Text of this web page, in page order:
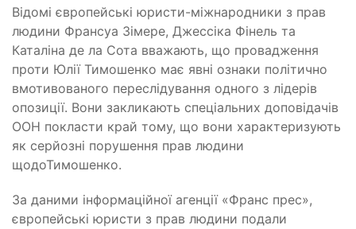
Відомі європейські юристи-міжнародники з прав
людини Франсуа Зімере, Джессіка Фінель та
Каталіна де ла Сота вважають, що провадження
проти Юлії Тимошенко має явні ознаки політично
вмотивованого переслідування одного з лідерів
опозиції. Вони закликають спеціальних доповідачів
ООН покласти край тому, що вони характеризують
як серйозні порушення прав людини
щодоТимошенко.
За даними інформаційної агенції «Франс прес»,
європейські юристи з прав людини подали